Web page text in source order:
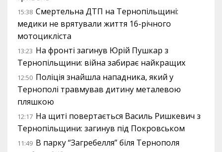
15:38 Смертельна ДТП на Тернопільщині:
медики не врятували життя 16-річного
мотоцикліста
13:23 На фронті загинув Юрій Пушкар з
Тернопільщини: війна забирає найкращих
12:50 Поліція знайшла нападника, який у
Тернополі травмував дитину металевою
пляшкою
12:17 На щиті повертається Василь Ришкевич з
Тернопільщини: загинув під Покровськом
11:49 В парку “Загребелля” біля Тернополя